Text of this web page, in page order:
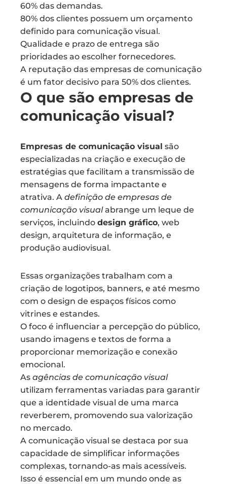
60% das demandas.
80% dos clientes possuem um orçamento
definido para comunicação visual.
Qualidade e prazo de entrega são
prioridades ao escolher fornecedores.
A reputação das empresas de comunicação
é um fator decisivo para 50% dos clientes.
O que são empresas de
comunicação visual?
Empresas de comunicação visual são
especializadas na criação e execução de
estratégias que facilitam a transmissão de
mensagens de forma impactante e
atrativa. A definição de empresas de
comunicação visualabrange um leque de
serviços, incluindo design gráfico, web
design, arquitetura de informação, e
produção audiovisual.
Essas organizações trabalham com a
criação de logotipos, banners, e até mesmo
com o design de espaços físicos como
vitrines e estandes.
O foco é influenciar a percepção do público,
usando imagens e textos de forma a
proporcionar memorização e conexão
emocional.
As agências de comunicação visual
utilizam ferramentas variadas para garantir
que a identidade visual de uma marca
reverberem, promovendo sua valorização
no mercado.
A comunicação visual se destaca por sua
capacidade de simplificar informações
complexas, tornando-as mais acessíveis.
Isso é essencial em um mundo onde as